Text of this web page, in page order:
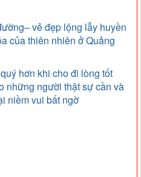
vẻ đẹp lộng lẫy huyền
của thiên nhiên ở Quảng
hơn khi cho đi lòng tốt
những người thật sự cần và
niềm vui bất ngờ